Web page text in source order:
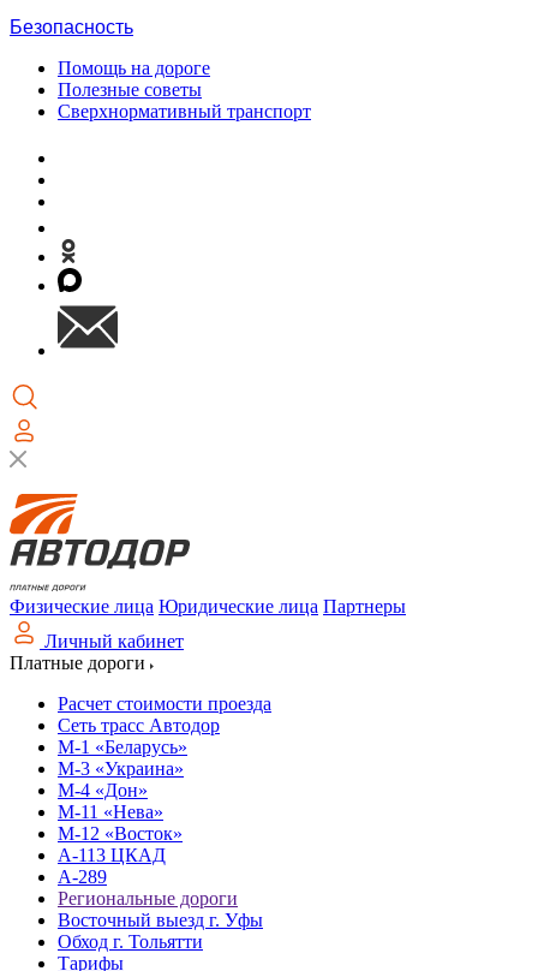
Безопасность
Помощь на дороге
Полезные советы
Сверхнормативный транспорт
Физические лица Юридические лица Партнеры
Личный кабинет
Платные дороги
Расчет стоимости проезда
Сеть трасс Автодор
М-1 «Беларусь»
М-3 «Украина»
М-4 «Дон»
М-11 «Нева»
М-12 «Восток»
А-113 ЦКАД
А-289
Региональные дороги
Восточный выезд г. Уфы
Обход г. Тольятти
Тарифы